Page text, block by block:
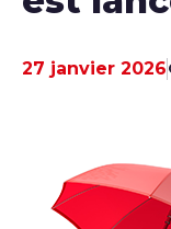
Date de
27 janvier 2026